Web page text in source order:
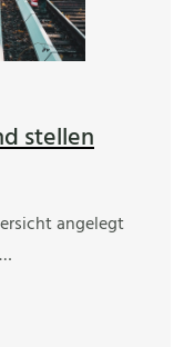
stellen
angelegt